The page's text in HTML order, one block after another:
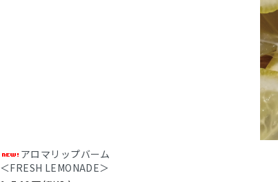
アロマリップバーム
＜FRESH LEMONADE＞